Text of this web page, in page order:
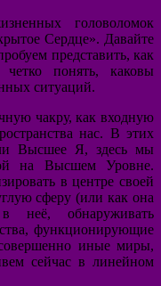
головоломок
Сердце». Давайте
представить, как
понять, каковы
ситуаций.
чакру, как входную
нас. В этих
Высшее Я, здесь мы
на Высшем Уровне.
в центре своей
сферу (или как она
неё, обнаруживать
функционирующие
иные миры,
сейчас в линейном